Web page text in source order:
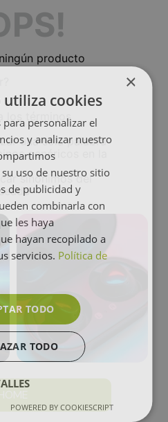
producto
los términos
una sola palabra
genéricos en la
sinónimos del
×
utiliza cookies
personalizar el
y analizar nuestro
uso de nuestro sitio
de publicidad y
combinarla con
les haya
hayan recopilado a
servicios. Política de
TODO
TODO
POWERED BY COOKIESCRIPT